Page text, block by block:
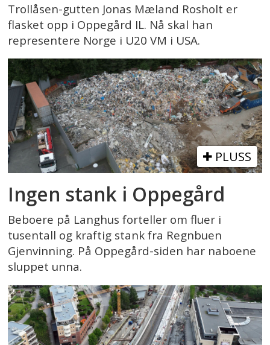
Trollåsen-gutten Jonas Mæland Rosholt er
flasket opp i Oppegård IL. Nå skal han
representere Norge i U20 VM i USA.
PLUSS
Ingen stank i Oppegård
Beboere på Langhus forteller om fluer i
tusentall og kraftig stank fra Regnbuen
Gjenvinning. På Oppegård-siden har naboene
sluppet unna.